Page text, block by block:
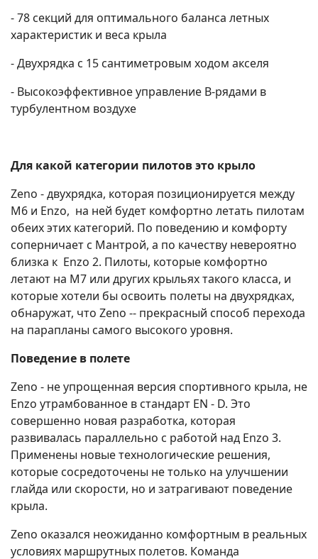
- 78 секций для оптимального баланса летных
характеристик и веса крыла
- Двухрядка с 15 сантиметровым ходом акселя
- Высокоэффективное управление B-рядами в
турбулентном воздухе
Для какой категории пилотов это крыло
Zeno - двухрядка, которая позиционируется между
M6 и Enzo, на ней будет комфортно летать пилотам
обеих этих категорий. По поведению и комфорту
соперничает с Мантрой, а по качеству невероятно
близка к Enzo 2. Пилоты, которые комфортно
летают на M7 или других крыльях такого класса, и
которые хотели бы освоить полеты на двухрядках,
обнаружат, что Zeno -- прекрасный способ перехода
на парапланы самого высокого уровня.
Поведение в полете
Zeno - не упрощенная версия спортивного крыла, не
Enzo утрамбованное в стандарт EN - D. Это
совершенно новая разработка, которая
развивалась параллельно с работой над Enzo 3.
Применены новые технологические решения,
которые сосредоточены не только на улучшении
глайда или скорости, но и затрагивают поведение
крыла.
Zeno оказался неожиданно комфортным в реальных
условиях маршрутных полетов. Команда